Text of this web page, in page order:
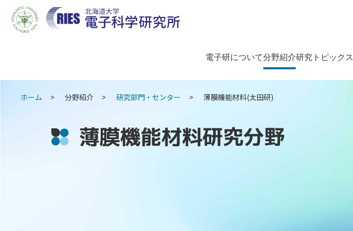
電子研について分野紹介研究トピックス
ホーム 分野紹介 研究部門・センター 薄膜機能材料(太田研)
薄膜機能材料研究分野